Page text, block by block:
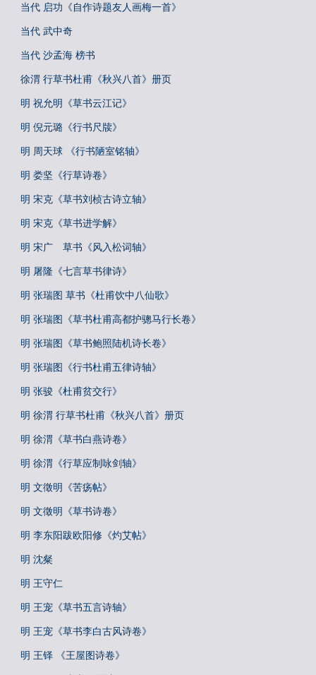
当代 启功《自作诗题友人画梅一首》
当代 武中奇
当代 沙孟海 榜书
徐渭 行草书杜甫《秋兴八首》册页
明 祝允明《草书云江记》
明 倪元璐《行书尺牍》
明 周天球 《行书陋室铭轴》
明 娄坚《行草诗卷》
明 宋克《草书刘桢古诗立轴》
明 宋克《草书进学解》
明 宋广 草书《风入松词轴》
明 屠隆《七言草书律诗》
明 张瑞图 草书《杜甫饮中八仙歌》
明 张瑞图《草书杜甫高都护骢马行长卷》
明 张瑞图《草书鲍照陆机诗长卷》
明 张瑞图《行书杜甫五律诗轴》
明 张骏《杜甫贫交行》
明 徐渭 行草书杜甫《秋兴八首》册页
明 徐渭《草书白燕诗卷》
明 徐渭《行草应制咏剑轴》
明 文徵明《苦疡帖》
明 文徵明《草书诗卷》
明 李东阳跋欧阳修《灼艾帖》
明 沈粲
明 王守仁
明 王宠《草书五言诗轴》
明 王宠《草书李白古风诗卷》
明 王铎 《王屋图诗卷》